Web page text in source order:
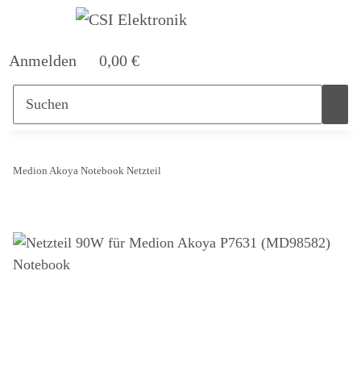
Anmelden 0,00 €
Medion Akoya Notebook Netzteil